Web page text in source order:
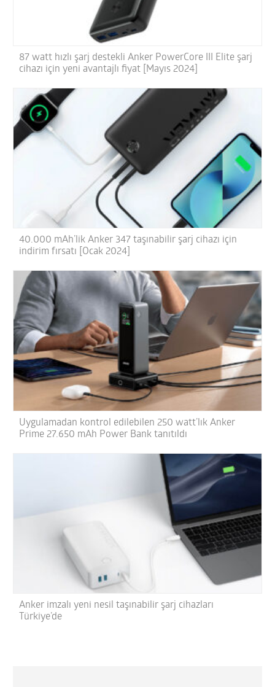
87 watt hızlı şarj destekli Anker PowerCore III Elite şarj
cihazı için yeni avantajlı fiyat [Mayıs 2024]
40.000 mAh’lik Anker 347 taşınabilir şarj cihazı için
indirim fırsatı [Ocak 2024]
Uygulamadan kontrol edilebilen 250 watt’lık Anker
Prime 27.650 mAh Power Bank tanıtıldı
Anker imzalı yeni nesil taşınabilir şarj cihazları
Türkiye’de